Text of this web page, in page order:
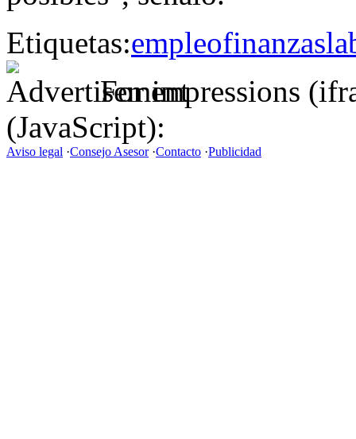
Etiquetas:empleofinanzas
For impressions
(JavaScript):
Aviso legal ·Consejo Asesor·Contacto ·Publicidad